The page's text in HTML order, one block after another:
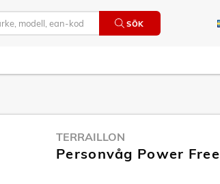
SÖK
TERRAILLON
Personvåg Power Free